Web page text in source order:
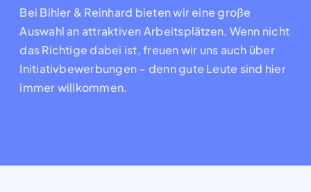
Bei Bihler & Reinhard bieten wir eine große
Auswahl an attraktiven Arbeitsplätzen. Wenn nicht
das Richtige dabei ist, freuen wir uns auch über
Initiativbewerbungen – denn gute Leute sind hier
immer willkommen.